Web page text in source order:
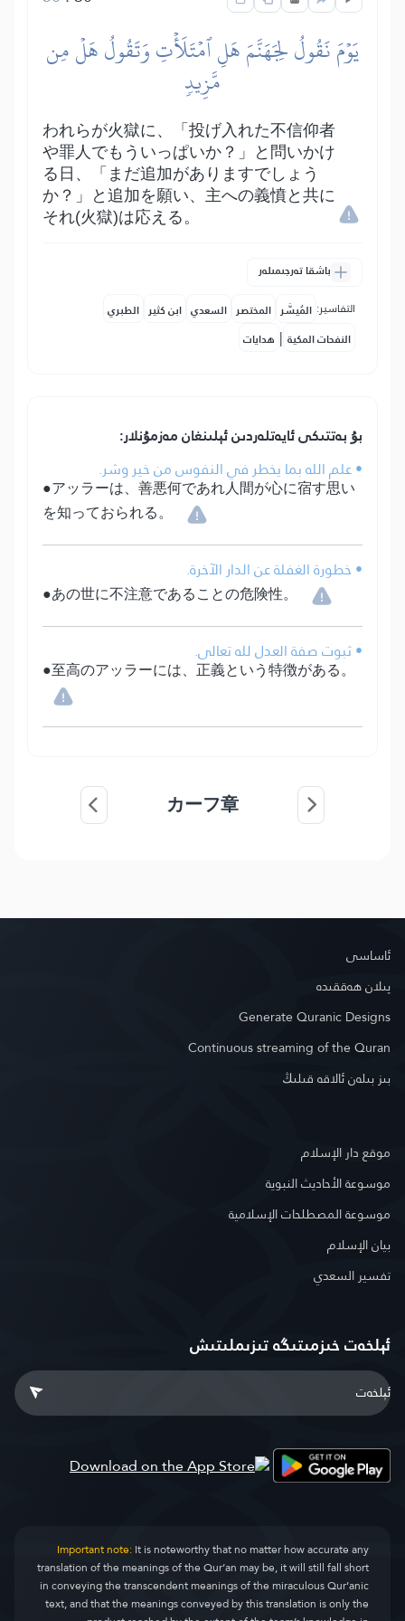
يَوۡمَ نَقُولُ لِجَهَنَّمَ هَلِ ٱمۡتَلَأۡتِ وَتَقُولُ هَلۡ مِن
مَّزِيدٖ
われらが火獄に、「投げ入れた不信仰者
や罪人でもういっぱいか？」と問いかけ
る日、「まだ追加がありますでしょう
か？」と追加を願い、主への義憤と共に
それ(火獄)は応える。
باشقا تەرجىمىلەر
التفاسير: المُيسَّر المختصر السعدي ابن كثير الطبري
النفحات المكية | هدايات
بۇ بەتتىكى ئايەتلەردىن ئېلىنغان مەزمۇنلار:
• علم الله بما يخطر في النفوس من خير وشر.
●アッラーは、善悪何であれ人間が心に宿す思い
を知っておられる。
• خطورة الغفلة عن الدار الآخرة.
●あの世に不注意であることの危険性。
• ثبوت صفة العدل لله تعالى.
●至高のアッラーには、正義という特徴がある。
カーフ章
ئاساسى
پىلان ھەققىدە
Generate Quranic Designs
Continuous streaming of the Quran
بىز بىلەن ئالاقە قىلىڭ
موقع دار الإسلام
موسوعة الأحاديث النبوية
موسوعة المصطلحات الإسلامية
بيان الإسلام
تفسير السعدي
ئېلخەت خىزمىتىگە تىزىملىتىش
Important note:It is noteworthy that no matter how accurate any
translation of the meanings of the Qur’an may be, it will still fall short
in conveying the transcendent meanings of the miraculous Qur’anic
text, and that the meanings conveyed by this translation is only the